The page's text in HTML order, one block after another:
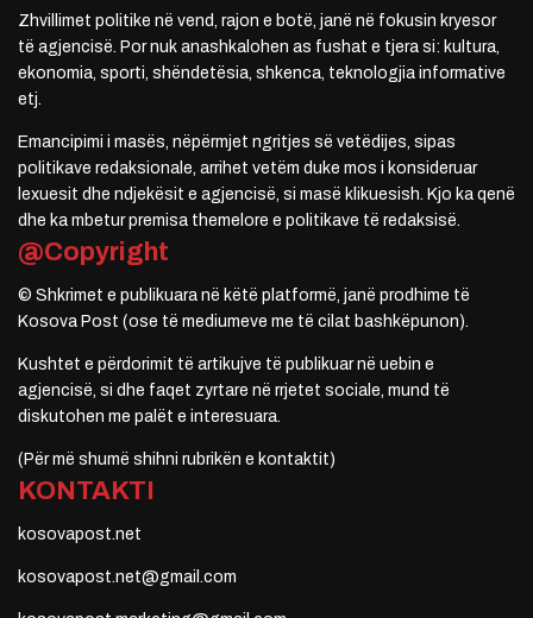
Zhvillimet politike në vend, rajon e botë, janë në fokusin kryesor
të agjencisë. Por nuk anashkalohen as fushat e tjera si: kultura,
ekonomia, sporti, shëndetësia, shkenca, teknologjia informative
etj.
Emancipimi i masës, nëpërmjet ngritjes së vetëdijes, sipas
politikave redaksionale, arrihet vetëm duke mos i konsideruar
lexuesit dhe ndjekësit e agjencisë, si masë klikuesish. Kjo ka qenë
dhe ka mbetur premisa themelore e politikave të redaksisë.
@Copyright
© Shkrimet e publikuara në këtë platformë, janë prodhime të
Kosova Post (ose të mediumeve me të cilat bashkëpunon).
Kushtet e përdorimit të artikujve të publikuar në uebin e
agjencisë, si dhe faqet zyrtare në rrjetet sociale, mund të
diskutohen me palët e interesuara.
(Për më shumë shihni rubrikën e kontaktit)
KONTAKTI
kosovapost.net
kosovapost.net@gmail.com